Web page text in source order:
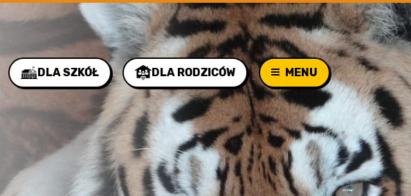
DLA SZKÓŁ DLA RODZICÓW MENU